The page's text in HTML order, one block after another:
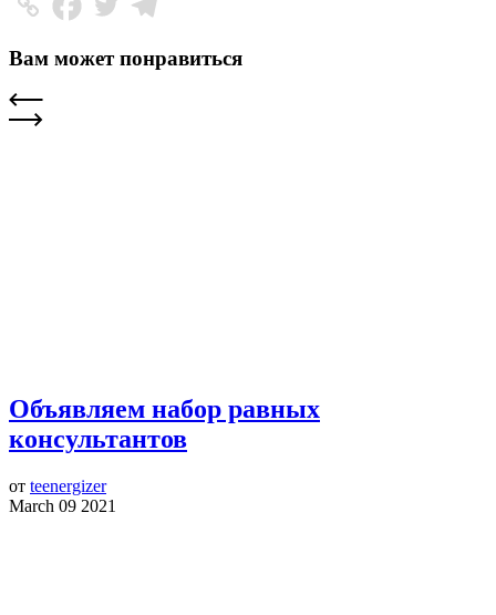
Вам может понравиться
Объявляем набор равных
консультантов
от teenergizer
March 09 2021